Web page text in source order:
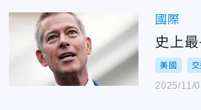
國際
史上
美國
2025/11/